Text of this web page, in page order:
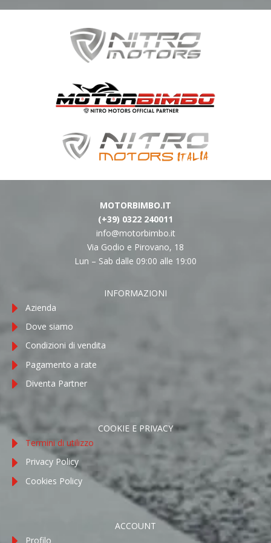
MOTORBIMBO.IT
(+39) 0322 240011
info@motorbimbo.it
Via Godio e Pirovano, 18
Lun – Sab dalle 09:00 alle 19:00
INFORMAZIONI
Azienda
Dove siamo
Condizioni di vendita
Pagamento a rate
Diventa Partner
COOKIE E PRIVACY
Termini di utilizzo
Privacy Policy
Cookies Policy
ACCOUNT
Profilo